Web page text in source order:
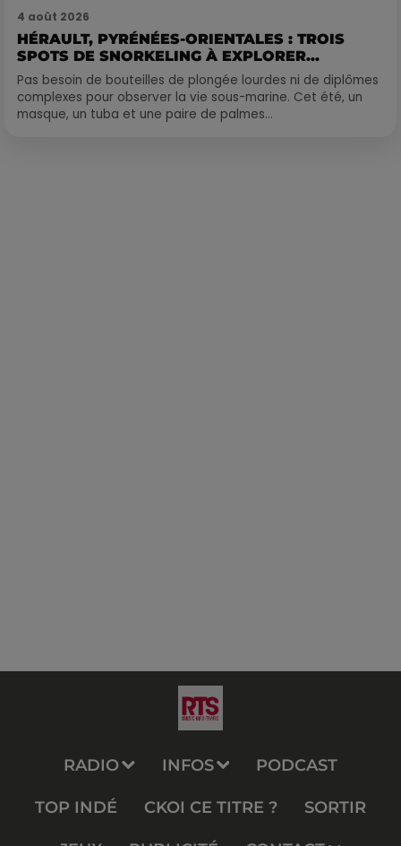
4 août 2026
HÉRAULT, PYRÉNÉES-ORIENTALES : TROIS
SPOTS DE SNORKELING À EXPLORER...
Pas besoin de bouteilles de plongée lourdes ni de diplômes
complexes pour observer la vie sous-marine. Cet été, un
masque, un tuba et une paire de palmes...
RADIO INFOS PODCAST
TOP INDÉ CKOI CE TITRE ? SORTIR